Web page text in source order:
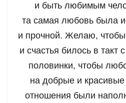
и быть любимым
та самая любовь была
и прочной. Желаю, чтобы
и счастья билось в
половинки, чтобы
на добрые и красивые
отношения были